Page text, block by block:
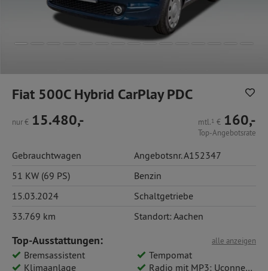
Fiat 500C Hybrid CarPlay PDC
nur€ 15.480,- mtl.1 € 160,-
Top-Angebotsrate
Gebrauchtwagen
Angebotsnr. A152347
51 KW (69 PS)
Benzin
15.03.2024
Schaltgetriebe
33.769 km
Standort: Aachen
alle anzeigen
Top-Ausstattungen:
Bremsassistent
Tempomat
Klimaanlage
Radio mit MP3: Uconnect? Radio mit 7 Touchscreen